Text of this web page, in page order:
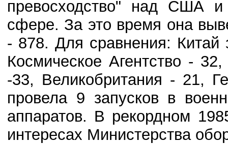
превосходство" над США
сфере. За это время она
- 878. Для сравнения: Китай
Космическое Агентство -
-33, Великобритания - 21,
провела 9 запусков в
аппаратов. В рекордном
интересах Министерства